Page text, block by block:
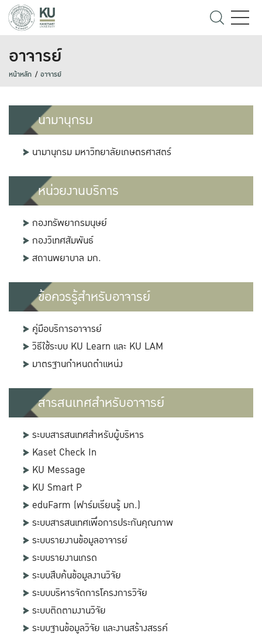
อาจารย์
หน้าหลัก อาจารย์
นามานุกรม
นามานุกรม มหาวิทยาลัยเกษตรศาสตร์
หน่วยงานบริการ
กองทรัพยากรมนุษย์
กองวิเทศสัมพันธ์
สถานพยาบาล มก.
ข้อควรรู้สำหรับอาจารย์
คู่มือบริการอาจารย์
วิธีใช้ระบบ KU Learn และ KU LAM
มาตรฐานกำหนดตำแหน่ง
สารสนเทศสำหรับอาจารย์
ระบบสารสนเทศสำหรับผู้บริหาร
Kaset Check In
KU Message
KU Smart P
eduFarm (ฟาร์มเรียนรู้ มก.)
ระบบสารสนเทศเพื่อการประกันคุณภาพ
ระบบรายงานข้อมูลอาจารย์
ระบบรายงานเกรด
ระบบสืบค้นข้อมูลงานวิจัย
ระบบบริหารจัดการโครงการวิจัย
ระบบติดตามงานวิจัย
ระบบฐานข้อมูลวิจัย และงานสร้างสรรค์